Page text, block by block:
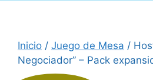
Inicio / Juego de Mesa /
Negociador” – Pack